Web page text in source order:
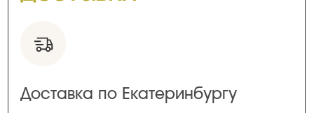
доставки
Доставка по Екатеринбургу